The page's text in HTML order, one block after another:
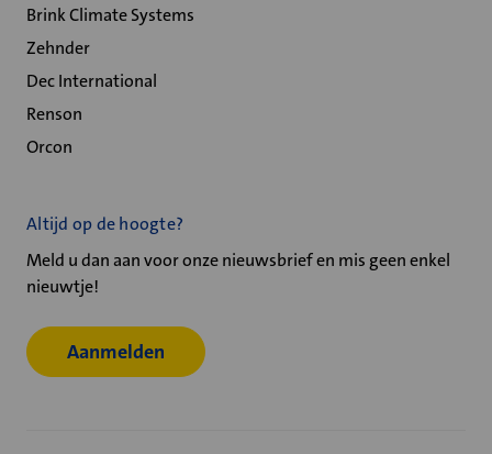
Brink Climate Systems
Zehnder
Dec International
Renson
Orcon
Altijd op de hoogte?
Meld u dan aan voor onze nieuwsbrief en mis geen enkel
nieuwtje!
Aanmelden